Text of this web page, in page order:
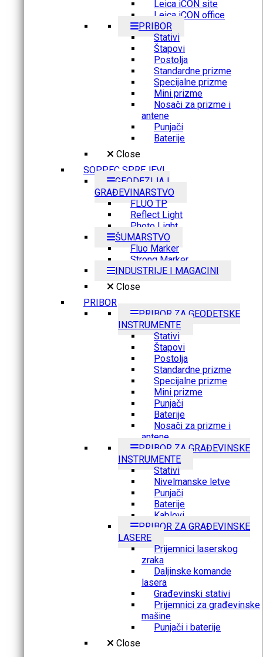
Leica iCON site
Leica iCON office
PRIBOR
Stativi
Štapovi
Postolja
Standardne prizme
Specijalne prizme
Mini prizme
Nosači za prizme i
antene
Punjači
Baterije
Close
SOPPEC SPREJEVI
GEODEZIJA I
GRAĐEVINARSTVO
FLUO TP
Reflect Light
Photo Light
ŠUMARSTVO
Fluo Marker
Strong Marker
INDUSTRIJE I MAGACINI
Close
PRIBOR
PRIBOR ZA GEODETSKE
INSTRUMENTE
Stativi
Štapovi
Postolja
Standardne prizme
Specijalne prizme
Mini prizme
Punjači
Baterije
Nosači za prizme i
antene
PRIBOR ZA GRAĐEVINSKE
INSTRUMENTE
Stativi
Nivelmanske letve
Punjači
Baterije
Kablovi
PRIBOR ZA GRAĐEVINSKE
LASERE
Prijemnici laserskog
zraka
Daljinske komande
lasera
Građevinski stativi
Prijemnici za građevinske
mašine
Punjači i baterije
Close